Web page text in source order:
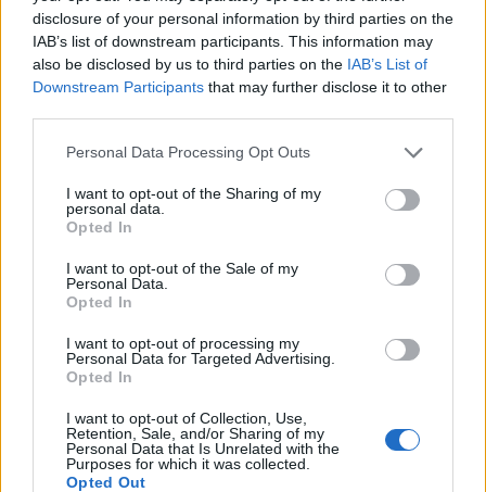
disclosure of your personal information by third parties on the
IAB’s list of downstream participants. This information may
also be disclosed by us to third parties on the IAB’s List of
Downstream Participants that may further disclose it to other
Personal Data Processing Opt Outs
I want to opt-out of the Sharing of my
personal data.
Opted In
I want to opt-out of the Sale of my
Personal Data.
Opted In
I want to opt-out of processing my
Personal Data for Targeted Advertising.
Opted In
I want to opt-out of Collection, Use,
Retention, Sale, and/or Sharing of my
Personal Data that Is Unrelated with the
Purposes for which it was collected.
Opted Out
εταιρεία «Γεωργικές Λύσεις» αναζητά
γεωπόνο
03/08/2026 10:27